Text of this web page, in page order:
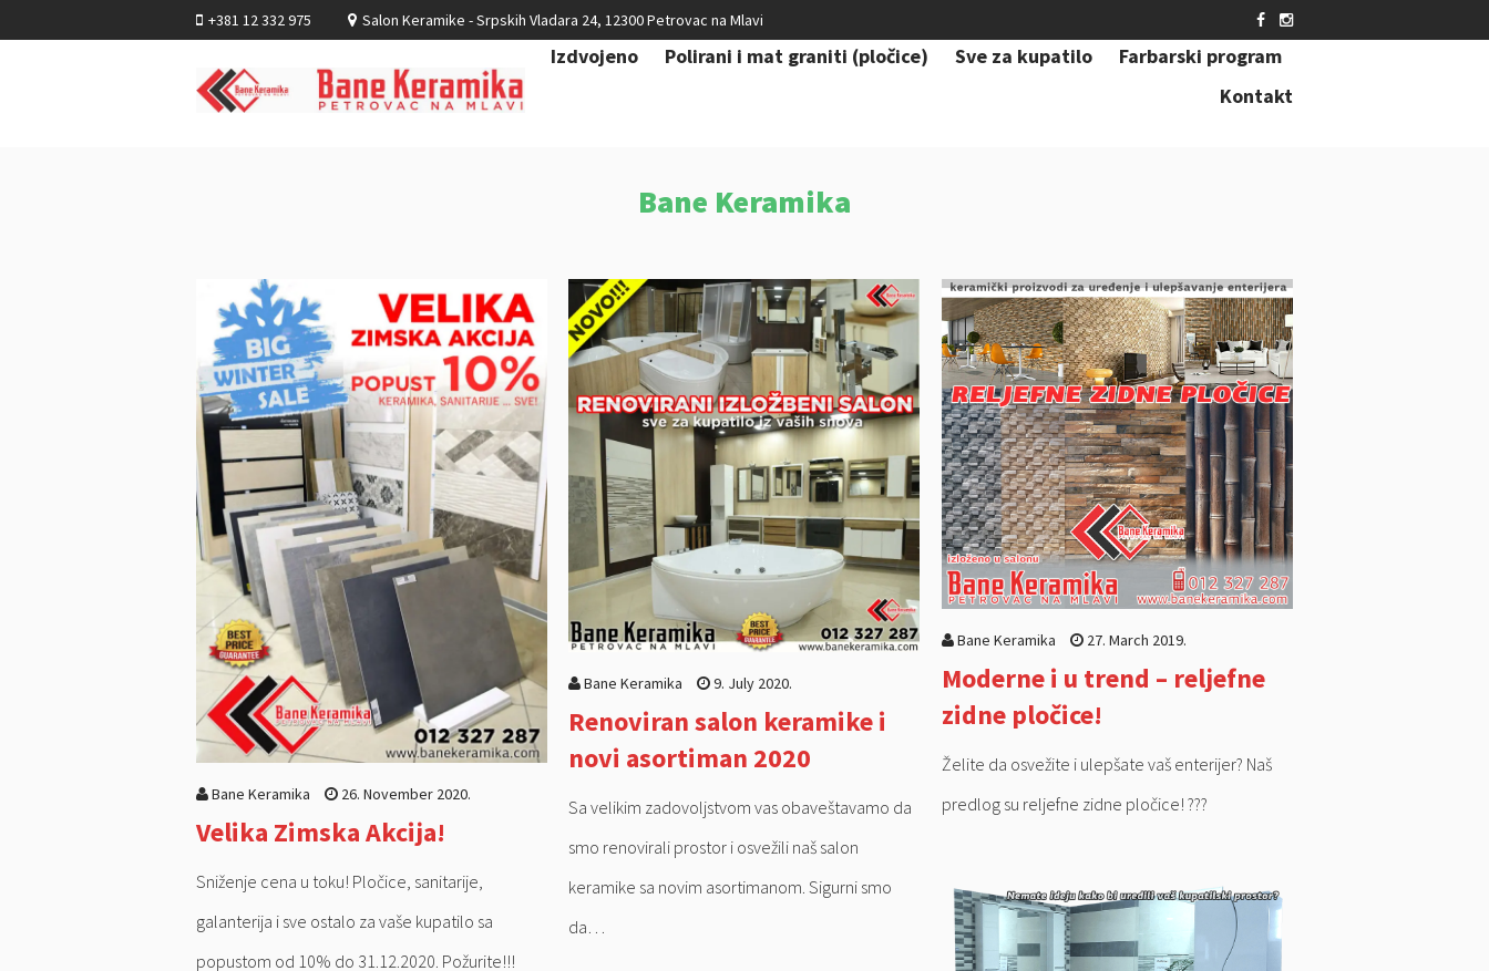
+381 12 332 975 Salon Keramike - Srpskih Vladara 24, 12300 Petrovac na Mlavi
Izdvojeno Polirani i mat graniti (pločice) Sve za kupatilo
Farbarski program
Kontakt
Bane Keramika
Bane Keramika 26. November 2020.
Velika Zimska Akcija!
Sniženje cena u toku! Pločice, sanitarije,
galanterija i sve ostalo za vaše kupatilo sa
popustom od 10% do 31.12.2020. Požurite!!!
Bane Keramika 9. July 2020.
Renoviran salon keramike i
novi asortiman 2020
Sa velikim zadovoljstvom vas obaveštavamo da
smo renovirali prostor i osvežili naš salon
keramike sa novim asortimanom. Sigurni smo
da…
Bane Keramika 27. March 2019.
Moderne i u trend – reljefne
zidne pločice!
Želite da osvežite i ulepšate vaš enterijer? Naš
predlog su reljefne zidne pločice! ???